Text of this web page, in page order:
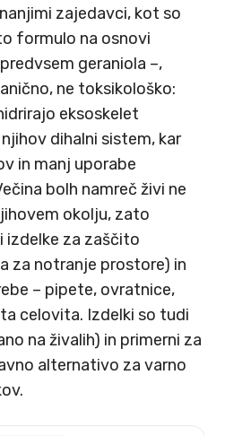
zajedavci, kot so
formulo na osnovi
geraniola –,
ne toksikološko:
eksoskelet
dihalni sistem, kar
in manj uporabe
bolh namreč živi ne
okolju, zato
za zaščito
za notranje prostore) in
– pipete, ovratnice,
celovita. Izdelki so tudi
na živalih) in primerni za
alternativo za varno